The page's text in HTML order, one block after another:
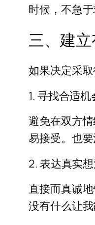
时候，不急
三、建
如果决定采
1. 寻找合适机
避免在双方
易接受。也
2. 表达真实
直接而真诚
没有什么让